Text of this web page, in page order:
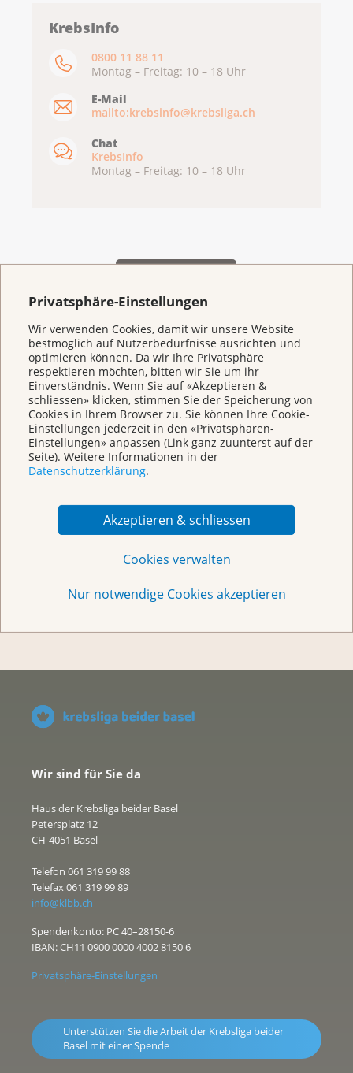
Privatsphäre-Einstellungen
Wir verwenden Cookies, damit wir unsere Website
bestmöglich auf Nutzerbedürfnisse ausrichten und
optimieren können. Da wir Ihre Privatsphäre
respektieren möchten, bitten wir Sie um ihr
Einverständnis. Wenn Sie auf «Akzeptieren &
schliessen» klicken, stimmen Sie der Speicherung von
Cookies in Ihrem Browser zu. Sie können Ihre Cookie-
Einstellungen jederzeit in den «Privatsphären-
Einstellungen» anpassen (Link ganz zuunterst auf der
Seite). Weitere Informationen in der
Datenschutzerklärung.
Akzeptieren & schliessen
Cookies verwalten
Nur notwendige Cookies akzeptieren
KrebsInfo
0800 11 88 11
Montag – Freitag: 10 – 18 Uhr
E-Mail
mailto:krebsinfo@krebsliga.ch
Chat
KrebsInfo
Montag – Freitag: 10 – 18 Uhr
Weitere Themen
Beratung
Begegnungszentrum & Kursagenda
Vorsorge & Forschung
Über uns
Wir sind für Sie da
Haus der Krebsliga beider Basel
Petersplatz 12
CH-4051 Basel
Telefon 061 319 99 88
Telefax 061 319 99 89
info@klbb.ch
Spendenkonto: PC 40–28150-6
IBAN: CH11 0900 0000 4002 8150 6
Privatsphäre-Einstellungen
Unterstützen Sie die Arbeit der Krebsliga beider
Basel mit einer Spende